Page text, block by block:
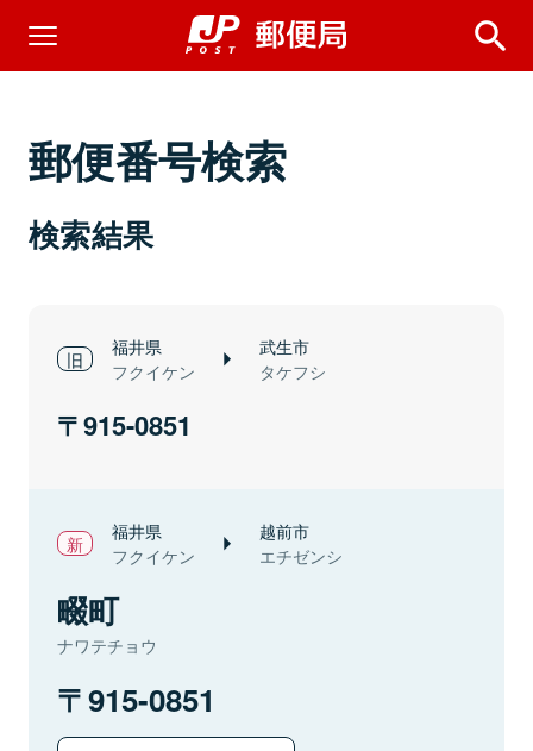
郵便番号検索
検索結果
福井県
フクイケン
武生市
タケフシ
915-0851
福井県
フクイケン
越前市
エチゼンシ
畷町
ナワテチョウ
915-0851